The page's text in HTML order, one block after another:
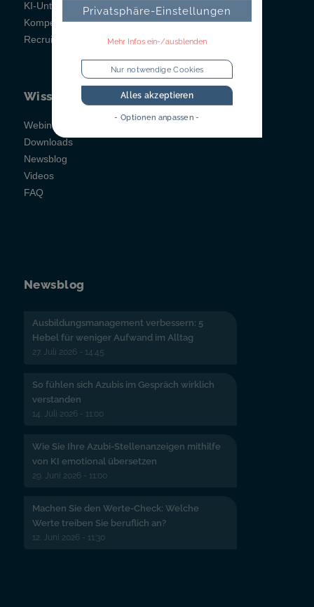
KI-Unterstützung
Kompetenzfeststellung
Recruitainment
Wissen
Webinare
Downloads
Newsblog
Videos
FAQ
Newsblog
Ausbildungsmanagement verbessern: 5
Hebel für weniger Aufwand im Alltag
27. Juli 2026 - 14:45
So fühlen sich Azubis im Gespräch wirklich
verstanden
14. Juli 2026 - 11:00
Wie Sie Ihre Azubi-Stellenanzeigen mithilfe
von KI emotional übersetzen
29. Juni 2026 - 11:00
Machen Sie den Werte-Check: Welche
Werte treiben Sie beruflich an?
12. Juni 2026 - 11:30
Privatsphäre-Einstellungen
Mehr Infos ein-/ausblenden
Nur notwendige Cookies
Alles akzeptieren
- Optionen anpassen -